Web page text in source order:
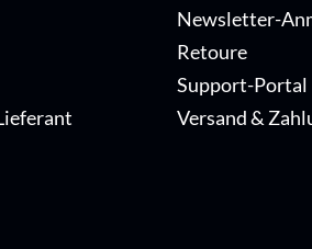
Newsletter-
Retoure
Support-Portal
Versand &